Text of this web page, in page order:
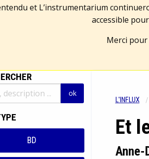
et L’instrumentarium
accessible
Merci
BD
L'INFLUX
Et
Anne-